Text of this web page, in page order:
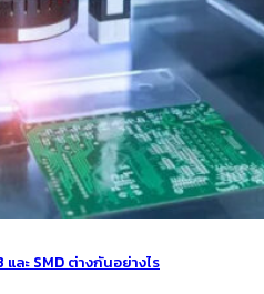
และ SMD ต่างกันอย่างไร